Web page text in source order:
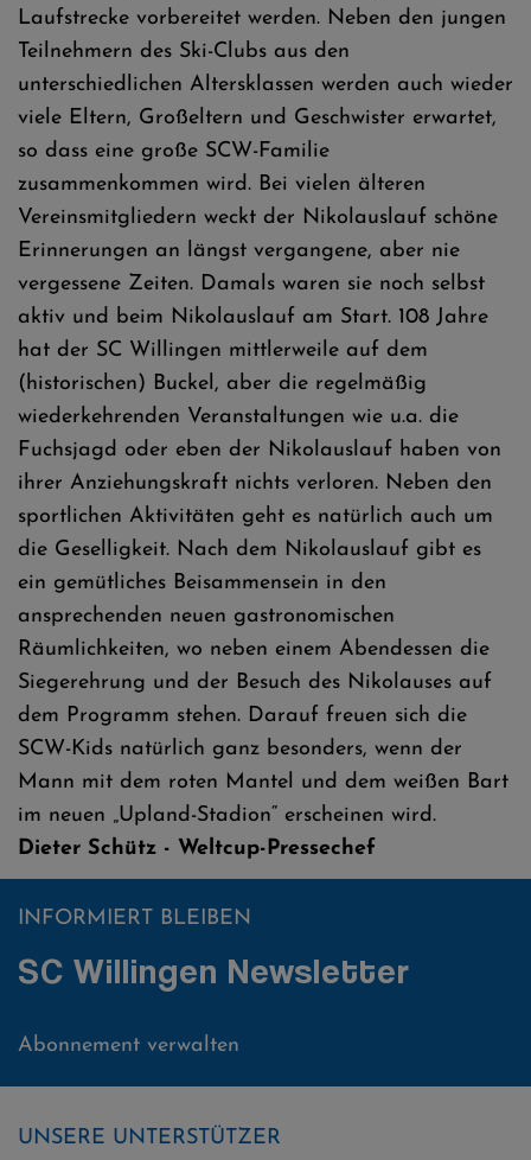
Laufstrecke vorbereitet werden. Neben den jungen
Teilnehmern des Ski-Clubs aus den
unterschiedlichen Altersklassen werden auch wieder
viele Eltern, Großeltern und Geschwister erwartet,
so dass eine große SCW-Familie
zusammenkommen wird. Bei vielen älteren
Vereinsmitgliedern weckt der Nikolauslauf schöne
Erinnerungen an längst vergangene, aber nie
vergessene Zeiten. Damals waren sie noch selbst
aktiv und beim Nikolauslauf am Start. 108 Jahre
hat der SC Willingen mittlerweile auf dem
(historischen) Buckel, aber die regelmäßig
wiederkehrenden Veranstaltungen wie u.a. die
Fuchsjagd oder eben der Nikolauslauf haben von
ihrer Anziehungskraft nichts verloren. Neben den
sportlichen Aktivitäten geht es natürlich auch um
die Geselligkeit. Nach dem Nikolauslauf gibt es
ein gemütliches Beisammensein in den
ansprechenden neuen gastronomischen
Räumlichkeiten, wo neben einem Abendessen die
Siegerehrung und der Besuch des Nikolauses auf
dem Programm stehen. Darauf freuen sich die
SCW-Kids natürlich ganz besonders, wenn der
Mann mit dem roten Mantel und dem weißen Bart
im neuen „Upland-Stadion“ erscheinen wird.
Dieter Schütz - Weltcup-Pressechef
INFORMIERT BLEIBEN
SC Willingen Newsletter
Abonnement verwalten
UNSERE UNTERSTÜTZER